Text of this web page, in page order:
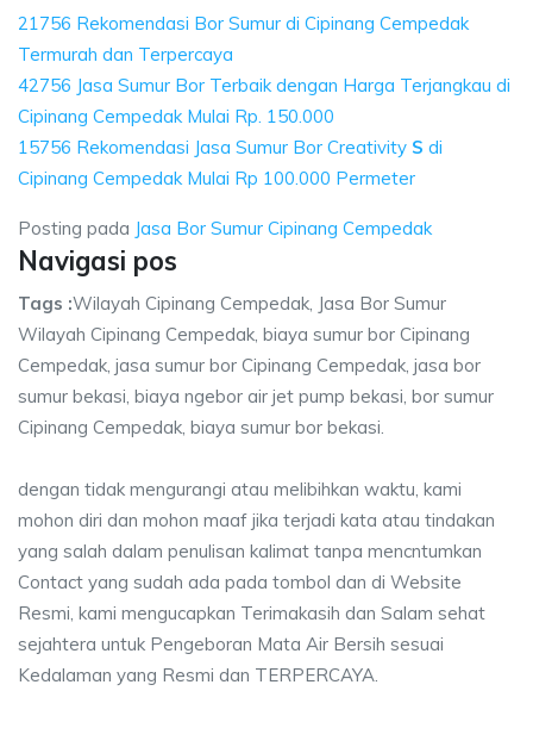
21756 Rekomendasi Bor Sumur di Cipinang Cempedak
Termurah dan Terpercaya
42756 Jasa Sumur Bor Terbaik dengan Harga Terjangkau di
Cipinang Cempedak Mulai Rp. 150.000
15756 Rekomendasi Jasa Sumur Bor Creativity S di
Cipinang Cempedak Mulai Rp 100.000 Permeter
Posting pada Jasa Bor Sumur Cipinang Cempedak
Navigasi pos
Tags :Wilayah Cipinang Cempedak, Jasa Bor Sumur
Wilayah Cipinang Cempedak, biaya sumur bor Cipinang
Cempedak, jasa sumur bor Cipinang Cempedak, jasa bor
sumur bekasi, biaya ngebor air jet pump bekasi, bor sumur
Cipinang Cempedak, biaya sumur bor bekasi.
dengan tidak mengurangi atau melibihkan waktu, kami
mohon diri dan mohon maaf jika terjadi kata atau tindakan
yang salah dalam penulisan kalimat tanpa mencntumkan
Contact yang sudah ada pada tombol dan di Website
Resmi, kami mengucapkan Terimakasih dan Salam sehat
sejahtera untuk Pengeboran Mata Air Bersih sesuai
Kedalaman yang Resmi dan TERPERCAYA.